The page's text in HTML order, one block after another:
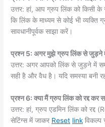
उत्तर: हां, आप ग्रुप लिंक को किसी
कि लिंक के माध्यम से कोई भी
सावधानीपूर्वक साझा करें।
प्रश्न 5: अगर मुझे ग्रुप लिंक से जुड़ने
उत्तर: अगर आपको लिंक से जुड़ने में
सही है और वैध है। यदि समस्या बनी
प्रश्न 6: क्या मैं ग्रुप लिंक को रद्द कर
उत्तर: हां, ग्रुप एडमिन लिंक को
सेटिंग्स में जाकर Reset link विकल्प